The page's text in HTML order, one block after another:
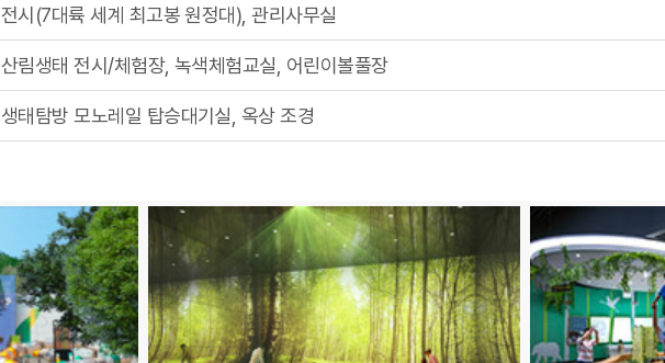
전시(7대륙 세계 최고봉 원정대), 관리사무실
산림생태 전시/체험장, 녹색체험교실, 어린이볼풀장
생태탐방 모노레일 탑승대기실, 옥상 조경